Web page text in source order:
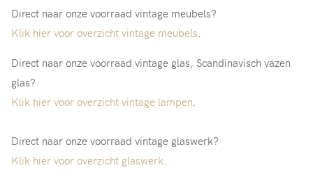
Direct naar onze voorraad vintage meubels?
Klik hier voor overzicht vintage meubels
Direct naar onze voorraad vintage glas, Scandinavisch vazen
glas?
Klik hier voor overzicht vintage lampen
Direct naar onze voorraad vintage glaswerk?
Klik hier voor overzicht glaswerk